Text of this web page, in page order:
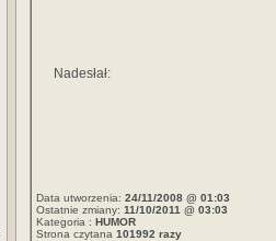
Nadesłał:
Data utworzenia: 24/11/2008 @ 01:03
Ostatnie zmiany: 11/10/2011 @ 03:03
Kategoria : HUMOR
Strona czytana 101992 razy